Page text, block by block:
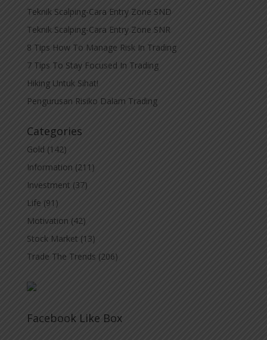
Teknik Scalping-Cara Entry Zone SND
Teknik Scalping-Cara Entry Zone SNR
8 Tips How To Manage Risk In Trading
7 Tips To Stay Focused In Trading
Hiking Untuk Sihat!
Pengurusan Risiko Dalam Trading
Categories
Gold (142)
Information (211)
Investment (37)
Life (91)
Motivation (42)
Stock Market (13)
Trade The Trends (206)
Facebook Like Box